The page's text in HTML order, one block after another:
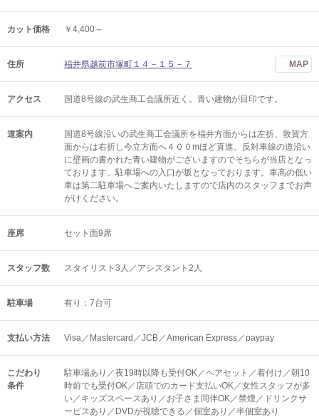
カット価格 ￥4,400～
住所 福井県越前市塚町１４－１５－７ MAP
アクセス 国道8号線の武生商工会議所近く。青い建物が目印です。
道案内
国道8号線沿いの武生商工会議所を福井方面からは左折、敦賀方
面からは右折し今立方面へ４００mほど直進。反対車線の道沿い
に壁画の書かれた青い建物がございますのでそちらが当店となっ
ております。駐車場への入口が坂となっております。車高の低い
車は第二駐車場へご案内いたしますので店内のスタッフまでお声
がけください。
座席 セット面9席
スタッフ数 スタイリスト3人／アシスタント2人
駐車場 有り：7台可
支払い方法 Visa／Mastercard／JCB／American Express／paypay
こだわり
条件
駐車場あり／夜19時以降も受付OK／ヘアセット／着付け／朝10
時前でも受付OK／店頭でのカード支払いOK／女性スタッフが多
い／キッズスペースあり／お子さま同伴OK／禁煙／ドリンクサ
ービスあり／DVDが視聴できる／個室あり／半個室あり